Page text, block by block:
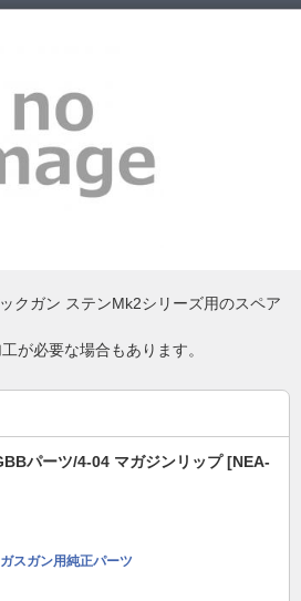
クガン ステンMk2シリーズ用のスペア
が必要な場合もあります。
パーツ/4-04 マガジンリップ [NEA-
ガスガン用純正パーツ